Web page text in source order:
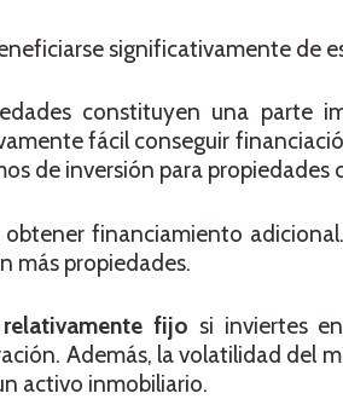
significativamente de
constituyen una parte
fácil conseguir
de inversión para propiedades
financiamiento
más propiedades.
fijo si inviertes
Además, la volatilidad del
activo inmobiliario.